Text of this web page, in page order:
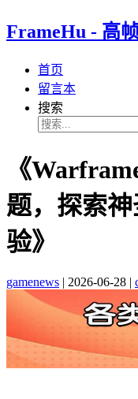
FrameHu - 高
首页
留言本
搜索
《
题，探索
验》
gamenews | 2026-06-28 |